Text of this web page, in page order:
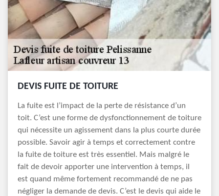
DEVIS FUITE DE TOITURE
La fuite est l’impact de la perte de résistance d’un
toit. C’est une forme de dysfonctionnement de toiture
qui nécessite un agissement dans la plus courte durée
possible. Savoir agir à temps et correctement contre
la fuite de toiture est très essentiel. Mais malgré le
fait de devoir apporter une intervention à temps, il
est quand même fortement recommandé de ne pas
négliger la demande de devis. C’est le devis qui aide le